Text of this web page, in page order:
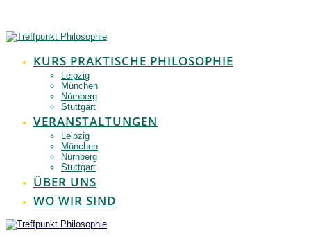
springen
KURS PRAKTISCHE PHILOSOPHIE
Leipzig
München
Nürnberg
Stuttgart
VERANSTALTUNGEN
Leipzig
München
Nürnberg
Stuttgart
ÜBER UNS
WO WIR SIND